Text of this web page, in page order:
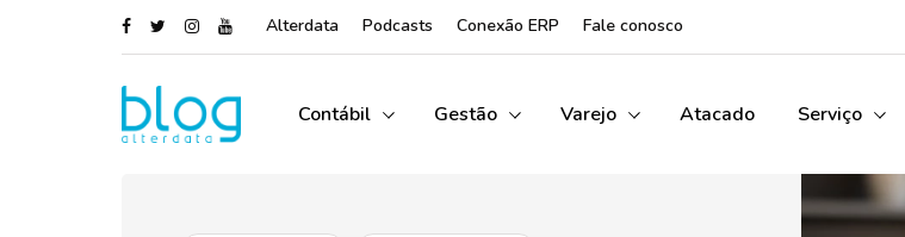
Alterdata Podcasts Conexão ERP Fale conosco
Contábil Gestão Varejo Atacado Serviço